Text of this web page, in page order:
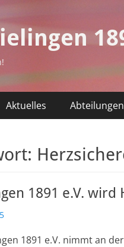
Aktuelles Abteilungen
1891 e.V.
1891 e.V. nimmt an